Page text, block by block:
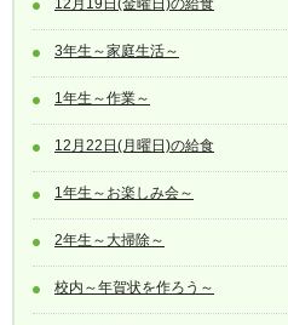
12月19日(金曜日)の給食
3年生～家庭生活～
1年生～作業～
12月22日(月曜日)の給食
1年生～お楽しみ会～
2年生～大掃除～
校内～年賀状を作ろう～